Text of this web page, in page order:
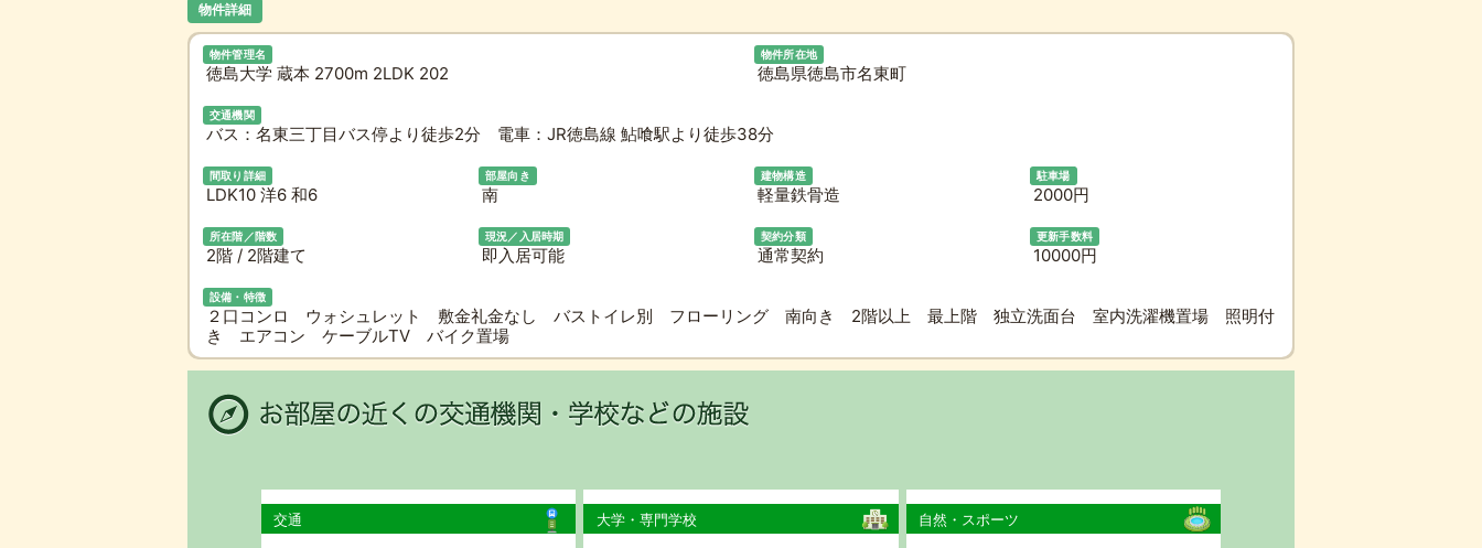
物件詳細
物件管理名
徳島大学 蔵本 2700m 2LDK 202
物件所在地
徳島県徳島市名東町
交通機関
バス：名東三丁目バス停より徒歩2分 電車：JR徳島線 鮎喰駅より徒歩38分
間取り詳細
LDK10 洋6 和6
部屋向き
南
建物構造
軽量鉄骨造
駐車場
2000円
所在階／階数
2階 / 2階建て
現況／入居時期
即入居可能
契約分類
通常契約
更新手数料
10000円
設備・特徴
２口コンロ ウォシュレット 敷金礼金なし バストイレ別 フローリング 南向き 2階以上 最上階 独立洗面台 室内洗濯機置場 照明付
き エアコン ケーブルTV バイク置場
交通 大学・専門学校 自然・スポーツ